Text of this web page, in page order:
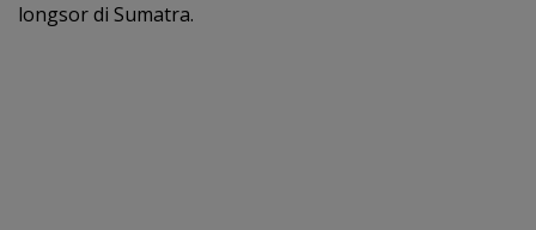
longsor di Sumatra.